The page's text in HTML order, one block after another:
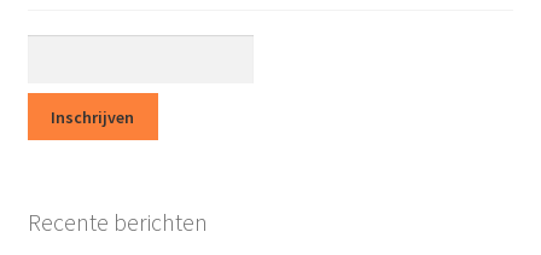
Prostaat
Recente berichten